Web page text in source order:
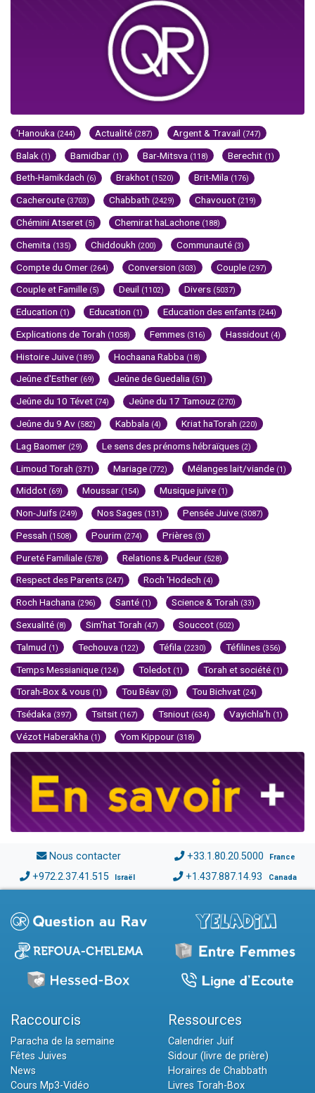
'Hanouka (244) Actualité (287) Argent & Travail (747)
Balak (1) Bamidbar (1) Bar-Mitsva (118) Berechit (1)
Beth-Hamikdach (6) Brakhot (1520) Brit-Mila (176)
Cacheroute (3703) Chabbath (2429) Chavouot (219)
Chémini Atseret (5) Chemirat haLachone (188)
Chemita (135) Chiddoukh (200) Communauté (3)
Compte du Omer (264) Conversion (303) Couple (297)
Couple et Famille (5) Deuil (1102) Divers (5037)
Education (1) Education (1) Education des enfants (244)
Explications de Torah (1058) Femmes (316) Hassidout (4)
Histoire Juive (189) Hochaana Rabba (18)
Jeûne d'Esther (69) Jeûne de Guedalia (51)
Jeûne du 10 Tévet (74) Jeûne du 17 Tamouz (270)
Jeûne du 9 Av (582) Kabbala (4) Kriat haTorah (220)
Lag Baomer (29) Le sens des prénoms hébraïques (2)
Limoud Torah (371) Mariage (772) Mélanges lait/viande (1)
Middot (69) Moussar (154) Musique juive (1)
Non-Juifs (249) Nos Sages (131) Pensée Juive (3087)
Pessah (1508) Pourim (274) Prières (3)
Pureté Familiale (578) Relations & Pudeur (528)
Respect des Parents (247) Roch 'Hodech (4)
Roch Hachana (296) Santé (1) Science & Torah (33)
Sexualité (8) Sim'hat Torah (47) Souccot (502)
Talmud (1) Techouva (122) Téfila (2230) Téfilines (356)
Temps Messianique (124) Toledot (1) Torah et société (1)
Torah-Box & vous (1) Tou Béav (3) Tou Bichvat (24)
Tsédaka (397) Tsitsit (167) Tsniout (634) Vayichla'h (1)
Vézot Haberakha (1) Yom Kippour (318)
Nous contacter +33.1.80.20.5000 France
+972.2.37.41.515 Israël +1.437.887.14.93 Canada
Raccourcis
Paracha de la semaine
Fêtes Juives
News
Cours Mp3-Vidéo
Ressources
Calendrier Juif
Sidour (livre de prière)
Horaires de Chabbath
Livres Torah-Box